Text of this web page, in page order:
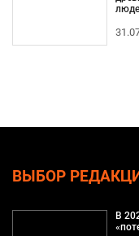
ВЫБОР
В